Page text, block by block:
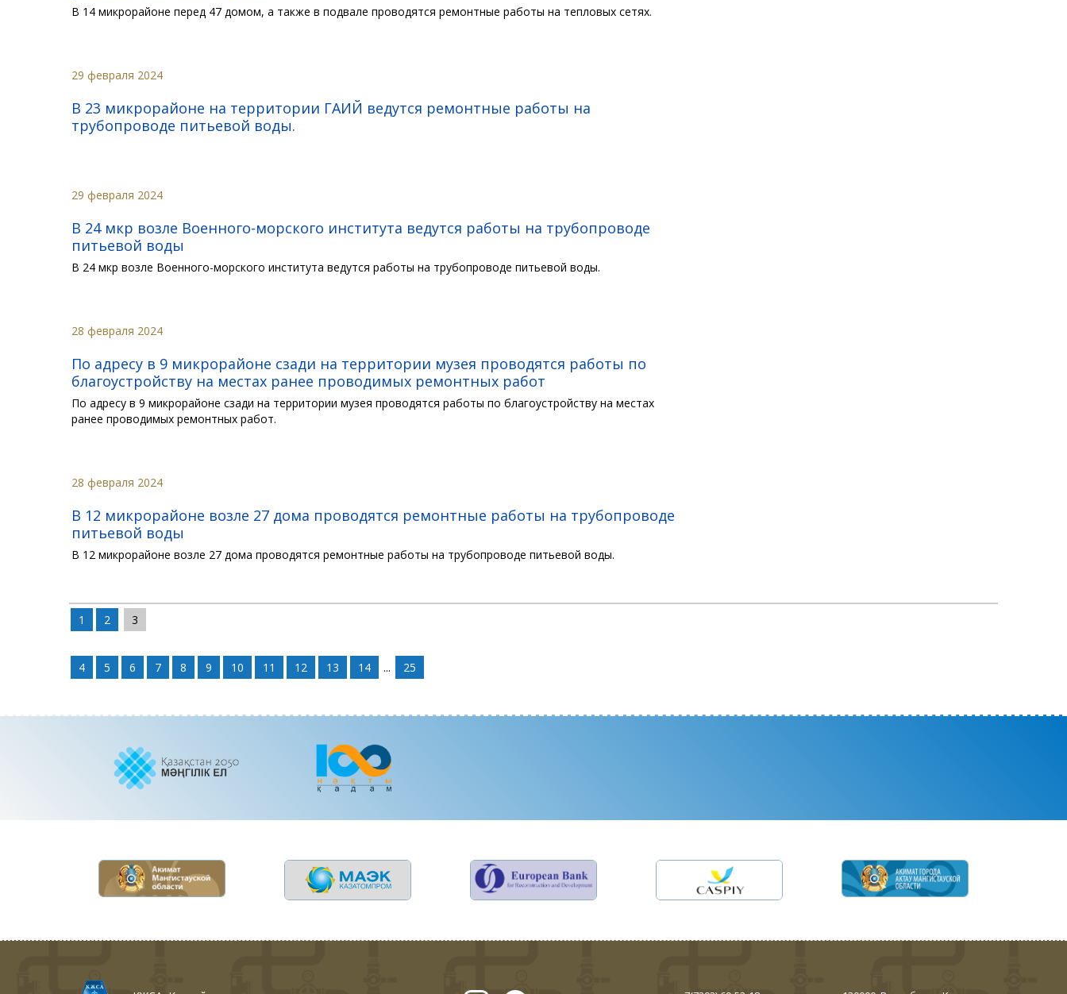
В 14 микрорайоне перед 47 домом, а также в подвале проводятся ремонтные работы на тепловых сетях.
29 февраля 2024
В 23 микрорайоне на территории ГАИЙ ведутся ремонтные работы на
трубопроводе питьевой воды.
29 февраля 2024
В 24 мкр возле Военного-морского института ведутся работы на трубопроводе
питьевой воды
В 24 мкр возле Военного-морского института ведутся работы на трубопроводе питьевой воды.
28 февраля 2024
По адресу в 9 микрорайоне сзади на территории музея проводятся работы по
благоустройству на местах ранее проводимых ремонтных работ
По адресу в 9 микрорайоне сзади на территории музея проводятся работы по благоустройству на местах
ранее проводимых ремонтных работ.
28 февраля 2024
В 12 микрорайоне возле 27 дома проводятся ремонтные работы на трубопроводе
питьевой воды
В 12 микрорайоне возле 27 дома проводятся ремонтные работы на трубопроводе питьевой воды.
1 2 3
4 5 6 7 8 9 10 11 12 13 14 ... 25